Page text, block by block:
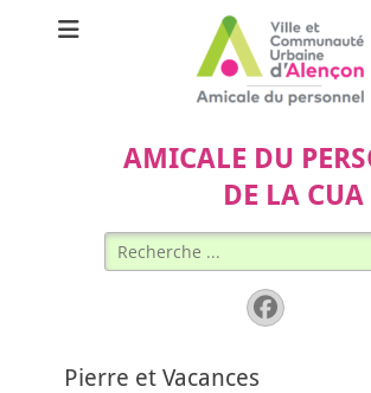
AMICALE DU
DE LA CUA
Rechercher :
Pierre et Vacances